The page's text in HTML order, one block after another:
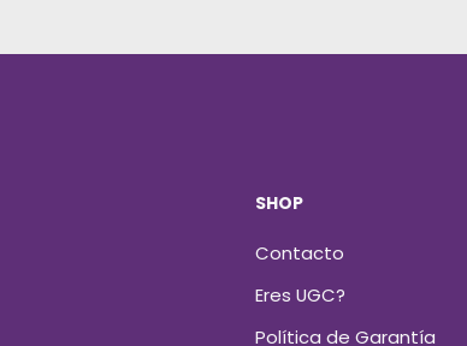
SHOP
Contacto
Eres UGC?
Política de Garantía